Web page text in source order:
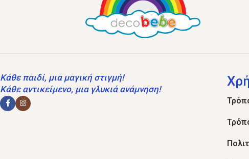
Κάθε παιδί, μια μαγική στιγμή!
Κάθε αντικείμενο, μια γλυκιά ανάμνηση!